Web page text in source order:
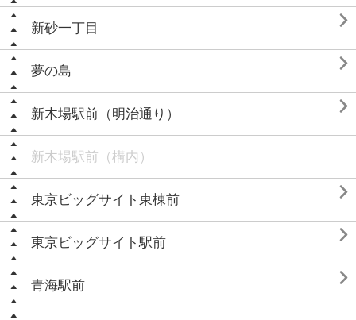
新砂一丁目 
夢の島 
新木場駅前（明治通り） 
新木場駅前（構内）
東京ビッグサイト東棟前 
東京ビッグサイト駅前 
青海駅前 